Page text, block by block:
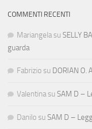
COMMENTI RECENTI
Mariangela su SELLY
guarda
Fabrizio su DORIAN O.
Valentina su SAM D –
Danilo su SAM D –